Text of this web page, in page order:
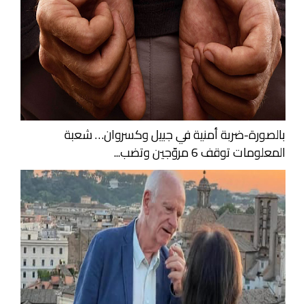
بالصورة-ضربة أمنية في جبيل وكسروان… شعبة
المعلومات توقف 6 مروّجين وتضب...